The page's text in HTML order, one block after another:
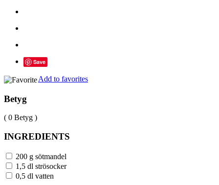
Save
Add to favorites
Betyg
( 0 Betyg )
INGREDIENTS
200 g sötmandel
1,5 dl strösocker
0,5 dl vatten